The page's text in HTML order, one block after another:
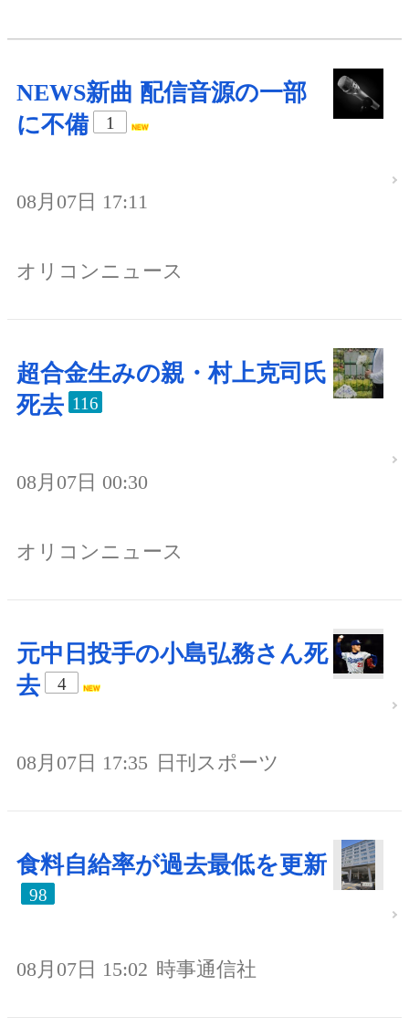
NEWS新曲 配信音源の一部
に不備
1
08月07日 17:11
オリコンニュース
超合金生みの親・村上克司氏
死去 116
08月07日 00:30
オリコンニュース
元中日投手の小島弘務さん死
去
4
08月07日 17:35 日刊スポーツ
食料自給率が過去最低を更新
98
08月07日 15:02 時事通信社